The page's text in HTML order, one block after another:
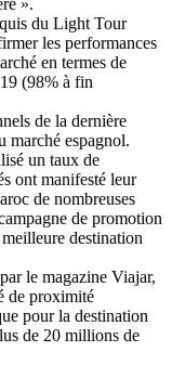
du Light Tour
les performances
en termes de
(98% à fin
de la dernière
marché espagnol.
un taux de
ont manifesté leur
de nombreuses
de promotion
destination
le magazine Viajar,
de proximité
pour la destination
de 20 millions de